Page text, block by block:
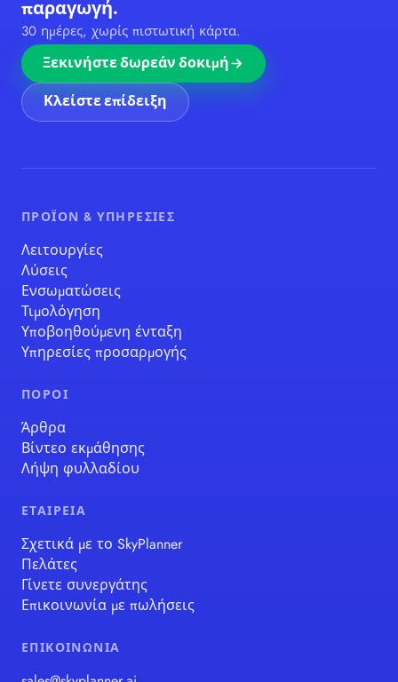
παραγωγή.
30 ημέρες, χωρίς πιστωτική κάρτα.
Ξεκινήστε δωρεάν δοκιμή
Κλείστε επίδειξη
ΠΡΟΪΌΝ & ΥΠΗΡΕΣΊΕΣ
Λειτουργίες
Λύσεις
Ενσωματώσεις
Τιμολόγηση
Υποβοηθούμενη ένταξη
Υπηρεσίες προσαρμογής
ΠΌΡΟΙ
Άρθρα
Βίντεο εκμάθησης
Λήψη φυλλαδίου
ΕΤΑΙΡΕΊΑ
Σχετικά με το SkyPlanner
Πελάτες
Γίνετε συνεργάτης
Επικοινωνία με πωλήσεις
ΕΠΙΚΟΙΝΩΝΊΑ